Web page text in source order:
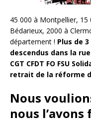
45 000 à Montpellier, 15
Bédarieux, 2000 à
département ! Plus de
descendus dans la
CGT CFDT FO FSU
retrait de la réforme
Nous
nous l’avons